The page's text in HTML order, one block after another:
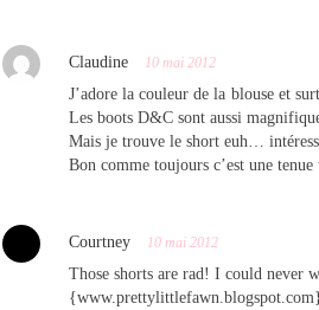
Claudine 10 mai 2012
J’adore la couleur de la blouse et
Les boots D&C sont aussi
Mais je trouve le short euh…
Bon comme toujours c’est une tenue
Courtney 10 mai 2012
Those shorts are rad! I could never